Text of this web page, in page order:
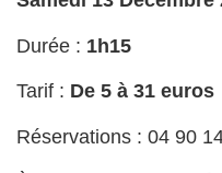
Durée : 1h15
Tarif : De 5 à 31 euros
Réservations : 04 90